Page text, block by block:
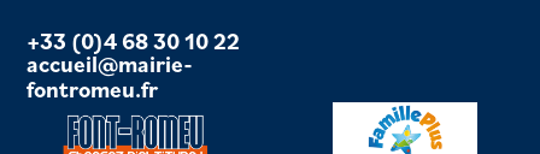
+33 (0)4 68 30 10 22
accueil@mairie-
fontromeu.fr